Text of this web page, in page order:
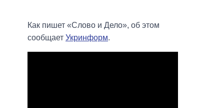
Как пишет «Слово и Дело», об этом
сообщает Укринформ.